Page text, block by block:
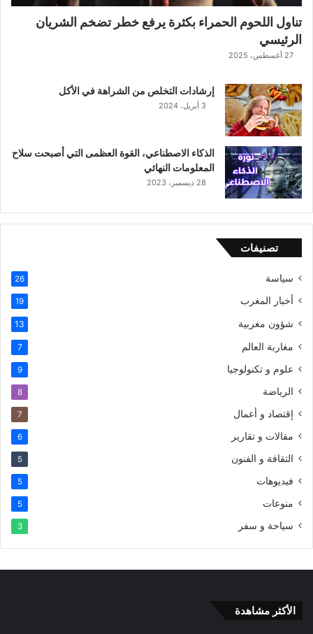
تناول اللحوم الحمراء بكثرة يرفع خطر تضخم الشريان
الرئيسي
27 أغسطس، 2025
إرشادات التخلص من الشراهة في الأكل
3 أبريل، 2024
الذكاء الاصطناعي، القوة العظمى التي أصبحت سلاح
المعلومات النهائي
28 ديسمبر، 2023
تصنيفات
سياسة 26
أخبار المغرب 19
شؤون مغربية 13
مغاربة العالم 7
علوم و تكنولوجيا 9
الرياضة 8
إقتصاد و أعمال 7
مقالات و تقارير 6
الثقافة و الفنون 5
فيديوهات 5
منوعات 5
سياحة و سفر 3
الأكثر مشاهدة